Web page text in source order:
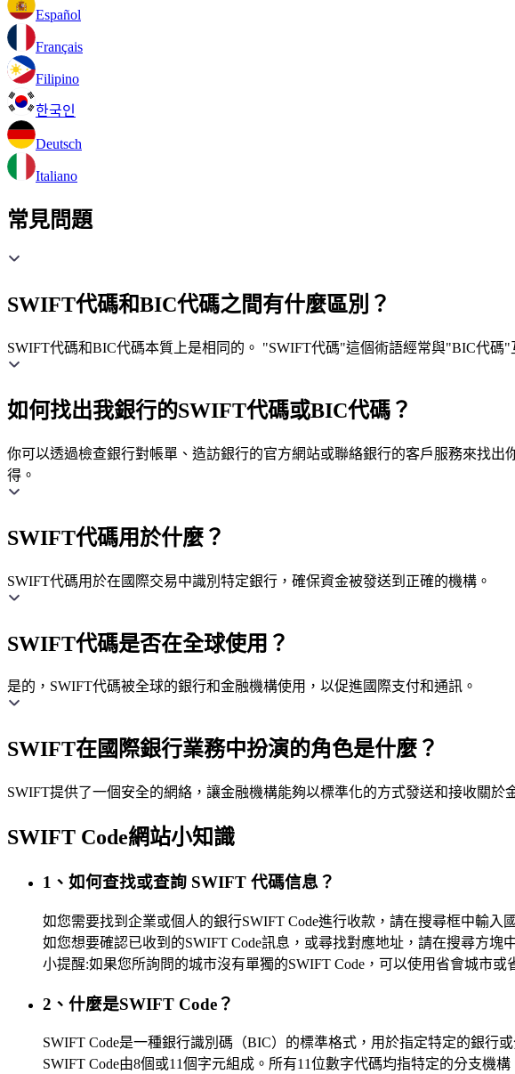
Español
Français
Filipino
한국인
Deutsch
Italiano
常見問題
SWIFT代碼和BIC代碼之間有什麼區別？
SWIFT代碼和BIC代碼本質上是相同的。 "SWIFT代碼"這個術語經常與"BIC代
如何找出我銀行的SWIFT代碼或BIC代碼？
你可以透過檢查銀行對帳單、造訪銀行的官方網站或聯絡銀行的客戶服務來找
得。
SWIFT代碼用於什麼？
SWIFT代碼用於在國際交易中識別特定銀行，確保資金被發送到正確的機構。
SWIFT代碼是否在全球使用？
是的，SWIFT代碼被全球的銀行和金融機構使用，以促進國際支付和通訊。
SWIFT在國際銀行業務中扮演的角色是什麼？
SWIFT提供了一個安全的網絡，讓金融機構能夠以標準化的方式發送和接收關於
SWIFT Code網站小知識
1、如何查找或查詢 SWIFT 代碼信息？
如您需要找到企業或個人的銀行SWIFT Code進行收款，請在搜尋框中輸入
如您想要確認已收到的SWIFT Code訊息，或尋找對應地址，請在搜尋方塊
小提醒:如果您所詢問的城市沒有單獨的SWIFT Code，可以使用省會城市或
2、什麼是SWIFT Code？
SWIFT Code是一種銀行識別碼（BIC）的標準格式，用於指定特定的銀行
SWIFT Code由8個或11個字元組成。所有11位數字代碼均指特定的分支機